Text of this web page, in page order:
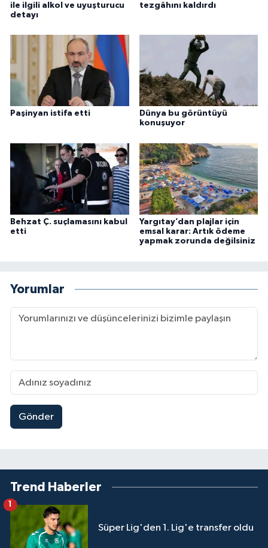
ile ilgili alkol ve uyuşturucu
detayı
tezgâhını kaldırdı
Paşinyan istifa etti
Dünya bu görüntüyü
konuşuyor
Behzat Ç. suçlamasını kabul
etti
Yargıtay’dan plajlar için
emsal karar: Artık ödeme
yapmak zorunda değilsiniz
Yorumlar
Gönder
Trend Haberler
Süper Lig'den 1. Lig'e transfer oldu
1